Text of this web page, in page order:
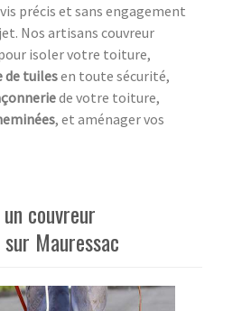
précis et sans engagement
Nos artisans couvreur
isoler votre toiture,
de tuilesen toute sécurité,
de votre toiture,
, et aménager vos
couvreur
Mauressac